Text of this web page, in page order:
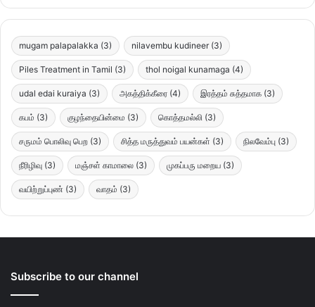
mugam palapalakka (3) nilavembu kudineer (3)
Piles Treatment in Tamil (3) thol noigal kunamaga (4)
udal edai kuraiya (3) அகத்திக்கீரை (4) இரத்தம் சுத்தமாக (3)
கபம் (3) குழந்தையின்மை (3) கொத்தமல்லி (3)
சருமம் பொலிவு பெற (3) சித்த மருத்துவம் பயன்கள் (3) நிலவேம்பு (3)
நீரிழிவு (3) மஞ்சள் காமாலை (3) முகப்பரு மறைய (3)
வயிற்றுப்புண் (3) வாதம் (3)
Subscribe to our channel